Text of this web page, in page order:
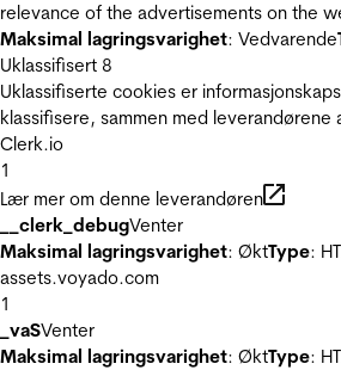
relevance of the advertisements on the
Maksimal lagringsvarighet: Vedvarende
Uklassifisert 8
Uklassifiserte cookies er
klassifisere, sammen med leverandørene
Clerk.io
1
Lær mer om denne leverandøren
__clerk_debugVenter
Maksimal lagringsvarighet: ØktType:
assets.voyado.com
1
_vaSVenter
Maksimal lagringsvarighet: ØktType: